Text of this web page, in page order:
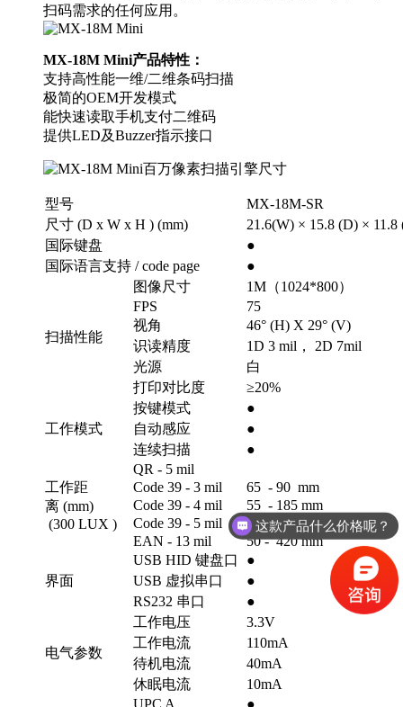
扫码需求的任何应用。
MX-18M Mini产品特性：
支持高性能一维/二维条码扫描
极简的OEM开发模式
能快速读取手机支付二维码
提供LED及Buzzer指示接口
型号
MX-18M-SR
尺寸 (D x W x H ) (mm)
21.6(W) × 15.8 (D) × 11.8
国际键盘
●
国际语言支持 / code page
●
扫描性能
图像尺寸
1M（1024*800）
FPS
75
视角
46° (H) X 29° (V)
识读精度
1D 3 mil， 2D 7mil
光源
白
打印对比度
≥20%
工作模式
按键模式
●
自动感应
●
连续扫描
●
工作距
离 (mm)
(300 LUX )
QR - 5 mil
Code 39 - 3 mil
65 - 90 mm
Code 39 - 4 mil
55 - 185 mm
Code 39 - 5 mil
60 - 250 mm
EAN - 13 mil
50 - 420 mm
界面
USB HID 键盘口
●
USB 虚拟串口
●
RS232 串口
●
电气参数
工作电压
3.3V
工作电流
110mA
待机电流
40mA
休眠电流
10mA
UPC A
●
这款产品什么价格呢？